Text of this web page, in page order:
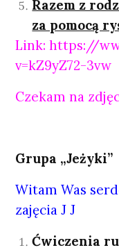
Razem z
za pomocą
Link:https://
v=kZ9yZ72-3vw
Czekam na
Grupa „Jeżyki”
Witam Was
zajęcia J J
Ćwiczenia